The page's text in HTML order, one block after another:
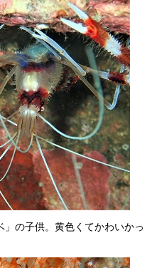
の子供。黄色くてかわいかっ